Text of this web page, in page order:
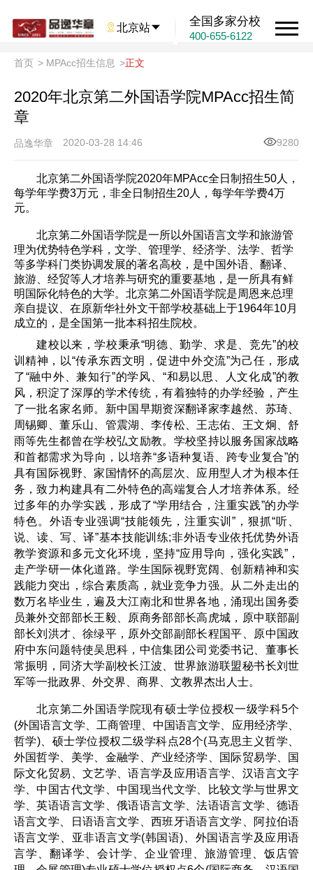
北京站 全国多家分校
400-655-6122
首页 > MPAcc招生信息 >正文
2020年北京第二外国语学院MPAcc招生简
章
品逸华章 2020-03-28 14:46 9280
北京第二外国语学院2020年MPAcc全日制招生50人，
每学年学费3万元，非全日制招生20人，每学年学费4万
元。
北京第二外国语学院是一所以外国语言文学和旅游管
理为优势特色学科，文学、管理学、经济学、法学、哲学
等多学科门类协调发展的著名高校，是中国外语、翻译、
旅游、经贸等人才培养与研究的重要基地，是一所具有鲜
明国际化特色的大学。北京第二外国语学院是周恩来总理
亲自提议、在原新华社外文干部学校基础上于1964年10月
成立的，是全国第一批本科招生院校。
建校以来，学校秉承“明德、勤学、求是、竞先”的校
训精神，以“传承东西文明，促进中外交流”为己任，形成
了“融中外、兼知行”的学风、“和易以思、人文化成”的教
风，积淀了深厚的学术传统，有着独特的办学经验，产生
了一批名家名师。新中国早期资深翻译家李越然、苏琦、
周锡卿、董乐山、管震湖、李传松、王志佑、王文炯、舒
雨等先生都曾在学校弘文励教。学校坚持以服务国家战略
和首都需求为导向，以培养“多语种复语、跨专业复合”的
具有国际视野、家国情怀的高层次、应用型人才为根本任
务，致力构建具有二外特色的高端复合人才培养体系。经
过多年的办学实践，形成了“学用结合，注重实践”的办学
特色。外语专业强调“技能领先，注重实训”，狠抓“听、
说、读、写、译”基本技能训练;非外语专业依托优势外语
教学资源和多元文化环境，坚持“应用导向，强化实践”，
走产学研一体化道路。学生国际视野宽阔、创新精神和实
践能力突出，综合素质高，就业竞争力强。从二外走出的
数万名毕业生，遍及大江南北和世界各地，涌现出国务委
员兼外交部部长王毅、原商务部部长高虎城，原中联部副
部长刘洪才、徐绿平，原外交部副部长程国平、原中国政
府中东问题特使吴思科，中信集团公司党委书记、董事长
常振明，同济大学副校长江波、世界旅游联盟秘书长刘世
军等一批政界、外交界、商界、文教界杰出人士。
北京第二外国语学院现有硕士学位授权一级学科5个
(外国语言文学、工商管理、中国语言文学、应用经济学、
哲学)、硕士学位授权二级学科点28个(马克思主义哲学、
外国哲学、美学、金融学、产业经济学、国际贸易学、国
际文化贸易、文艺学、语言学及应用语言学、汉语言文字
学、中国古代文学、中国现当代文学、比较文学与世界文
学、英语语言文学、俄语语言文学、法语语言文学、德语
语言文学、日语语言文学、西班牙语语言文学、阿拉伯语
语言文学、亚非语言文学(韩国语)、外国语言学及应用语
言学、翻译学、会计学、企业管理、旅游管理、饭店管